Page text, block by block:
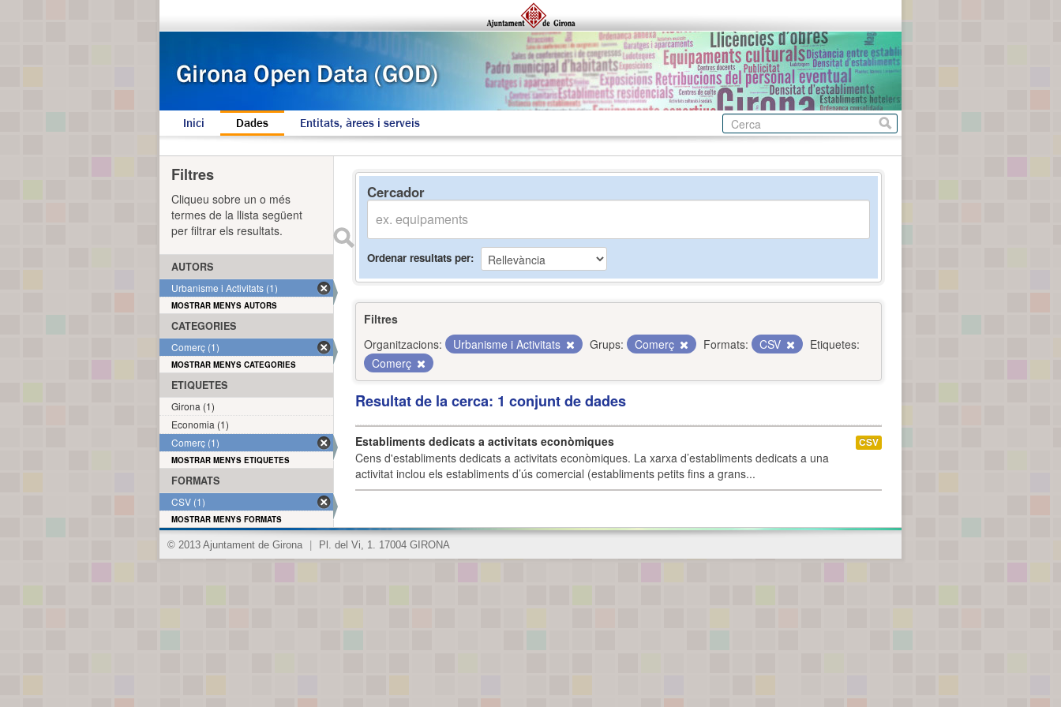
Inici Dades Entitats, àrees i serveis
Cercador
Ordenar resultats per
Filtres
Organitzacions:
Urbanisme i Activitats Grups: Comerç Formats: CSV
Etiquetes:
Comerç
Resultat de la cerca: 1 conjunt de dades
Establiments dedicats a activitats econòmiques
Cens d'establiments dedicats a activitats econòmiques. La xarxa d’establiments dedicats a una
activitat inclou els establiments d’ús comercial (establiments petits fins a grans...
CSV
Filtres
Cliqueu sobre un o més
termes de la llista següent
per filtrar els resultats.
AUTORS
Urbanisme i Activitats (1)
MOSTRAR MENYS AUTORS
CATEGORIES
Comerç (1)
MOSTRAR MENYS CATEGORIES
ETIQUETES
Girona (1)
Economia (1)
Comerç (1)
MOSTRAR MENYS ETIQUETES
FORMATS
CSV (1)
MOSTRAR MENYS FORMATS
© 2013 Ajuntament de Girona Pl. del Vi, 1. 17004 GIRONA